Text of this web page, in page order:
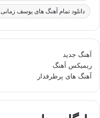
دانلود تمام آهنگ های یوسف زمانی
آهنگ جدید
ریمیکس آهنگ
آهنگ های پرطرفدار